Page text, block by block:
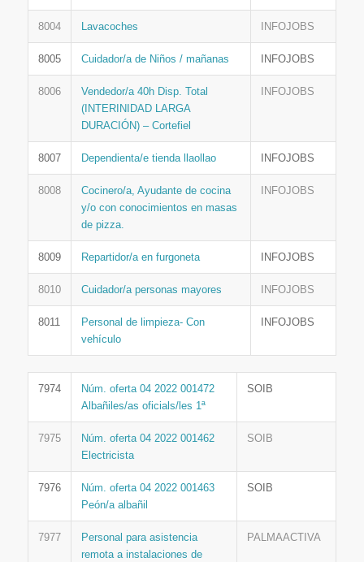
8004 Lavacoches INFOJOBS
8005 Cuidador/a de Niños / mañanas INFOJOBS
8006
Vendedor/a 40h Disp. Total
(INTERINIDAD LARGA
DURACIÓN) – Cortefiel
INFOJOBS
8007 Dependienta/e tienda llaollao INFOJOBS
8008
Cocinero/a, Ayudante de cocina
y/o con conocimientos en masas
de pizza.
INFOJOBS
8009 Repartidor/a en furgoneta INFOJOBS
8010 Cuidador/a personas mayores INFOJOBS
8011
Personal de limpieza- Con
vehículo
INFOJOBS
7974
Núm. oferta 04 2022 001472
Albañiles/as oficials/les 1ª
SOIB
7975
Núm. oferta 04 2022 001462
Electricista
SOIB
7976
Núm. oferta 04 2022 001463
Peón/a albañil
SOIB
7977
Personal para asistencia
remota a instalaciones de
PALMAACTIVA